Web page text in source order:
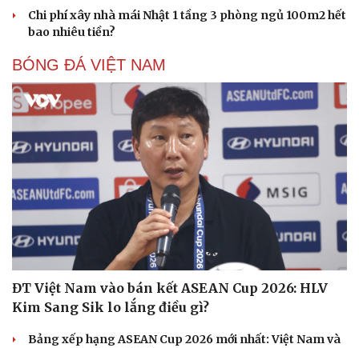
Làm đẹp - giảm cân
Phòng mạch online
Chi phí xây nhà mái Nhật 1 tầng 3 phòng ngủ 100m2 hết
bao nhiêu tiền?
BÓNG ĐÁ VIỆT NAM
ĐT Việt Nam vào bán kết ASEAN Cup 2026: HLV
Kim Sang Sik lo lắng điều gì?
Bảng xếp hạng ASEAN Cup 2026 mới nhất: Việt Nam và